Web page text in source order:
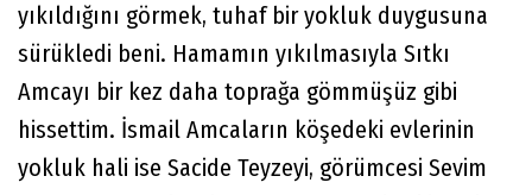
yıkıldığını görmek, tuhaf bir yokluk duygusuna
sürükledi beni. Hamamın yıkılmasıyla Sıtkı
Amcayı bir kez daha toprağa gömmüşüz gibi
hissettim. İsmail Amcaların köşedeki evlerinin
yokluk hali ise Sacide Teyzeyi, görümcesi Sevim